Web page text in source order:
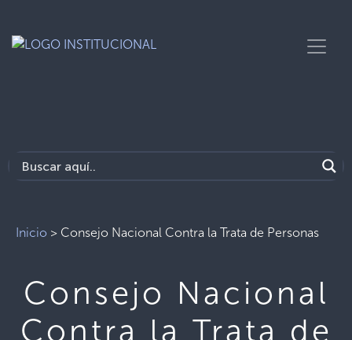
Inicio > Consejo Nacional Contra la Trata de Personas
Consejo Nacional
Contra la Trata de